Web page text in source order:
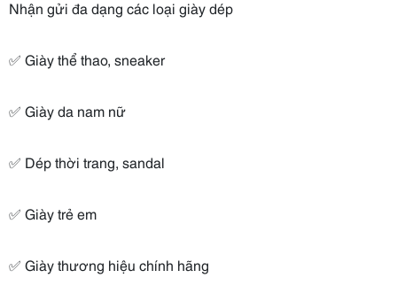
Nhận gửi đa dạng các loại giày dép
✅ Giày thể thao, sneaker
✅ Giày da nam nữ
✅ Dép thời trang, sandal
✅ Giày trẻ em
✅ Giày thương hiệu chính hãng